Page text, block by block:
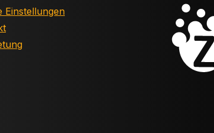
Einstellungen